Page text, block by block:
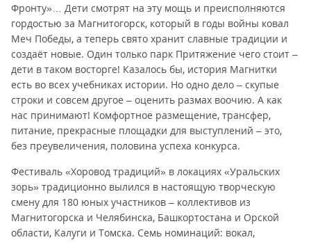
Фронту»… Дети смотрят на эту мощь и преисполняются
гордостью за Магнитогорск, который в годы войны ковал
Меч Победы, а теперь свято хранит славные традиции и
создаёт новые. Один только парк Притяжение чего стоит –
дети в таком восторге! Казалось бы, история Магнитки
есть во всех учебниках истории. Но одно дело – скупые
строки и совсем другое – оценить размах воочию. А как
нас принимают! Комфортное размещение, трансфер,
питание, прекрасные площадки для выступлений – это,
без преувеличения, половина успеха конкурса.
Фестиваль «Хоровод традиций» в локациях «Уральских
зорь» традиционно вылился в настоящую творческую
смену для 180 юных участников – коллективов из
Магнитогорска и Челябинска, Башкортостана и Орской
области, Калуги и Томска. Семь номинаций: вокал,